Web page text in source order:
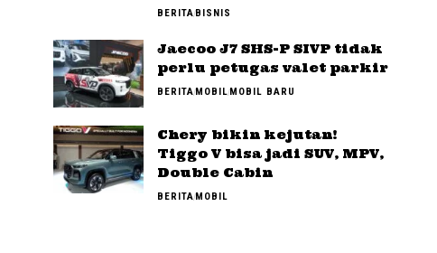
BERITABISNIS
Jaecoo J7 SHS-P SIVP tidak
perlu petugas valet parkir
BERITAMOBILMOBIL BARU
Chery bikin kejutan!
Tiggo V bisa jadi SUV, MPV,
Double Cabin
BERITAMOBIL